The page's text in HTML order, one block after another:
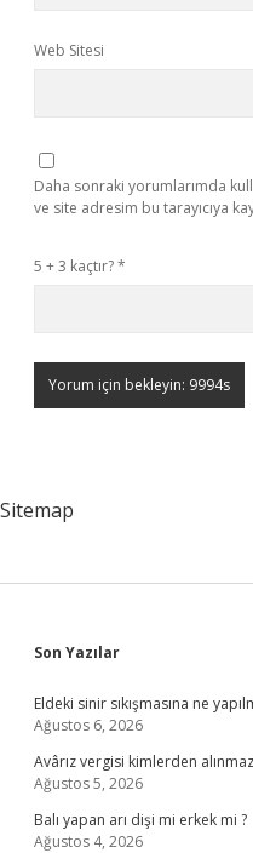
Web Sitesi
Daha sonraki yorumlarımda
ve site adresim bu tarayıcıya
5 + 3 kaçtır?*
Sitemap
Sidebar
Son Yazılar
Eldeki sinir sıkışmasına ne
Ağustos 6, 2026
Avârız vergisi kimlerden
Ağustos 5, 2026
Balı yapan arı dişi mi erkek mi ?
Ağustos 4, 2026